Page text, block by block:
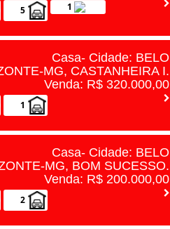
5 1
Casa- Cidade: BELO
MG, CASTANHEIRA I.
Venda: R$ 320.000,00
1
Casa- Cidade: BELO
MG, BOM SUCESSO.
Venda: R$ 200.000,00
2